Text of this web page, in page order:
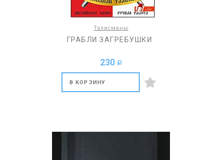
Талисманы
ГРАБЛИ ЗАГРЕБУШКИ
230 a
В КОРЗИНУ